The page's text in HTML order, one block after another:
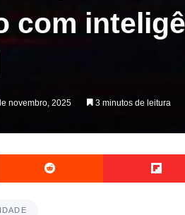
com
novembro, 2025 3 minutos de leitura
Reddit